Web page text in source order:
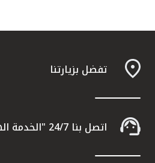
تفضل بزيارتنا
اتصل بنا 24/7 "الخدمة الهاتفية" 1803333